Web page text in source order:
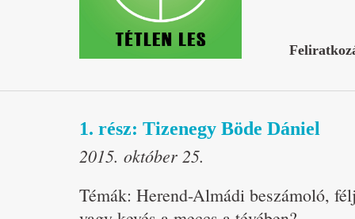
1. rész: Tizenegy Böde Dániel
2015. október 25.
Témák: Herend-Almádi beszámoló,